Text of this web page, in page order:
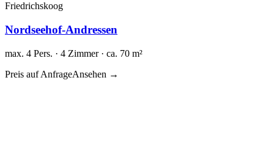
Friedrichskoog
Nordseehof-Andressen
max. 4 Pers. · 4 Zimmer · ca. 70 m²
Preis auf AnfrageAnsehen →